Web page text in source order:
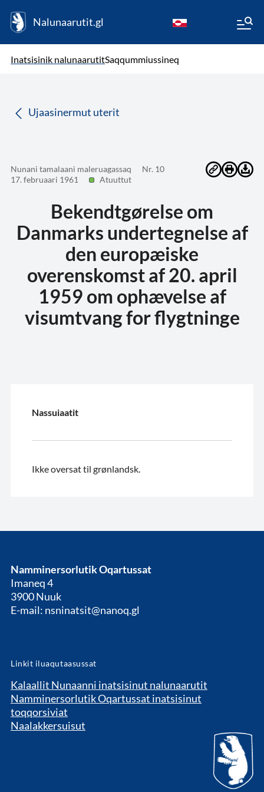
Nalunaarutit.gl
Inatsisinik nalunaarutitSaqqummiussineq
Ujaasinermut uterit
Nunani tamalaani maleruagassaq
Nr. 10
17. februaari 1961
Atuuttut
Bekendtgørelse om
Danmarks undertegnelse af
den europæiske
overenskomst af 20. april
1959 om ophævelse af
visumtvang for flygtninge
Nassuiaatit
Ikke oversat til grønlandsk.
Namminersorlutik Oqartussat
Imaneq 4
3900 Nuuk
E-mail: nsninatsit@nanoq.gl
Linkit iluaqutaasussat
Kalaallit Nunaanni inatsisinut nalunaarutit
Namminersorlutik Oqartussat inatsisinut
toqqorsiviat
Naalakkersuisut